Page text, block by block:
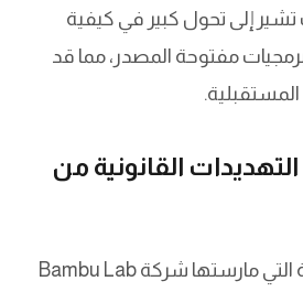
تشير إلى تحول كبير في كيفية
مفتوحة المصدر، مما قد
المستقبلية.
القانونية من
بعد الضغوط القانونية التي مارستها شركة Bambu Lab